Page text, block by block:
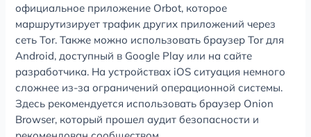
официальное приложение Orbot, которое
маршрутизирует трафик других приложений через
сеть Tor. Также можно использовать браузер Tor для
Android, доступный в Google Play или на сайте
разработчика. На устройствах iOS ситуация немного
сложнее из-за ограничений операционной системы.
Здесь рекомендуется использовать браузер Onion
Browser, который прошел аудит безопасности и